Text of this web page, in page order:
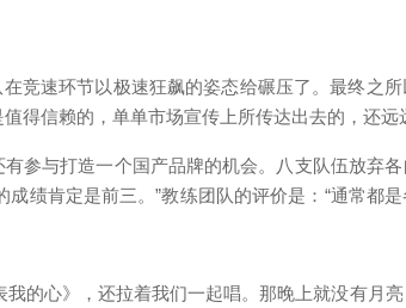
竞速环节以极速狂飙的姿态给碾压了。最终之所
得信赖的，单单市场宣传上所传达出去的，还远
参与打造一个国产品牌的机会。八支队伍放弃
绩肯定是前三。”教练团队的评价是：“通常都
的心》，还拉着我们一起唱。那晚上就没有月